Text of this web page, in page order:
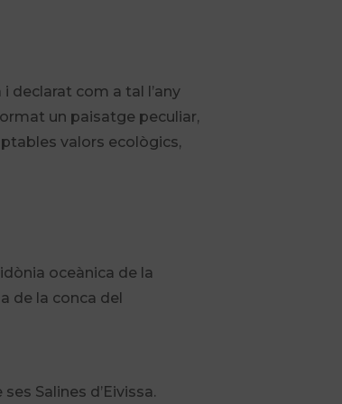
declarat com a tal l’any
un paisatge peculiar,
valors ecològics,
oceànica de la
de la conca del
Salines d’Eivissa.